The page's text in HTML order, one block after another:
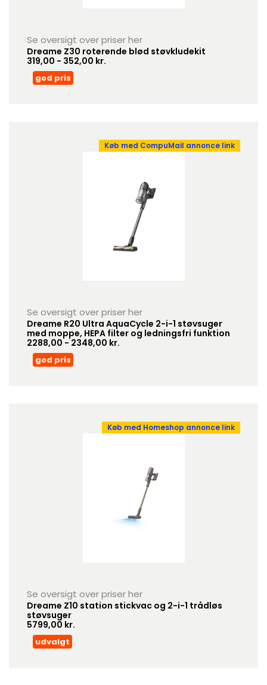
Se oversigt over priser her
Dreame Z30 roterende blød støvkludekit
319,00 - 352,00 kr.
god pris
Køb med CompuMail annonce link
Se oversigt over priser her
Dreame R20 Ultra AquaCycle 2-i-1 støvsuger
med moppe, HEPA filter og ledningsfri funktion
2288,00 - 2348,00 kr.
god pris
Køb med Homeshop annonce link
Se oversigt over priser her
Dreame Z10 station stickvac og 2-i-1 trådløs
støvsuger
5799,00 kr.
udvalgt